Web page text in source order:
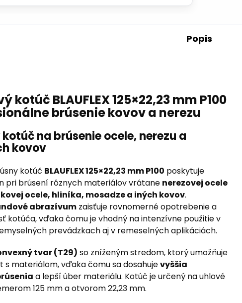
Popis
kotúč BLAUFLEX 125×22,23 mm P100
brúsenie kovov a nerezu
na brúsenie ocele, nerezu a
kovov
kotúč BLAUFLEX 125×22,23 mm P100 poskytuje
pri brúsení rôznych materiálov vrátane nerezovej ocele
ocele, hliníka, mosadze a iných kovov.
abrazívum zaisťuje rovnomerné opotrebenie a
kotúča, vďaka čomu je vhodný na intenzívne použitie v
prevádzkach aj v remeselných aplikáciách.
tvar (T29) so zníženým stredom, ktorý umožňuje
s materiálom, vďaka čomu sa dosahujevyššia
a lepší úber materiálu. Kotúč je určený na uhlové
125 mm a otvorom 22,23 mm.